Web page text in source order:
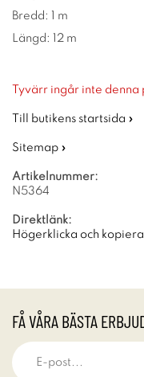
Bredd: 1 m
Längd: 12 m
Tyvärr ingår inte
Till butikens startsida »
Sitemap »
Artikelnummer:
N5364
Direktlänk:
Högerklicka och
FÅ VÅRA BÄSTA